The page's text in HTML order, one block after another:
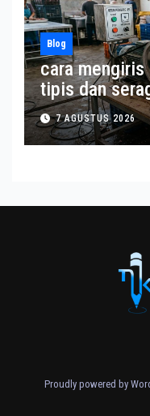
Blog
cara
tipis dan
7 AGUSTUS 2026
Proudly powered by